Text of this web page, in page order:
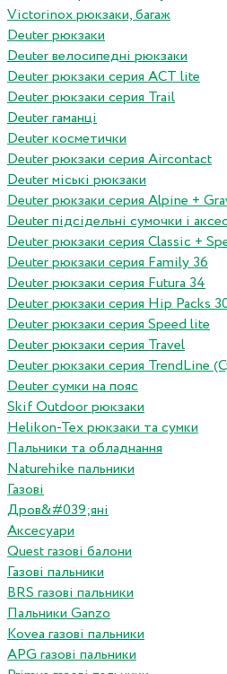
Victorinox рюкзаки, багаж
Deuter рюкзаки
Deuter велосипедні рюкзаки
Deuter рюкзаки серия ACT lite
Deuter рюкзаки серия Trail
Deuter гаманці
Deuter косметички
Deuter рюкзаки серия Aircontact
Deuter міські рюкзаки
Deuter рюкзаки серия Alpine +
Deuter підсідельні сумочки і
Deuter рюкзаки серия Classic +
Deuter рюкзаки серия Family 36
Deuter рюкзаки серия Futura 34
Deuter рюкзаки серия Hip Packs
Deuter рюкзаки серия Speed lite
Deuter рюкзаки серия Travel
Deuter рюкзаки серия TrendLine
Deuter сумки на пояс
Skif Outdoor рюкзаки
Helikon-Tex рюкзаки та сумки
Пальники та обладнання
Naturehike пальники
Газові
Дров&#039;яні
Аксесуари
Quest газові балони
Газові пальники
BRS газові пальники
Пальники Ganzo
Kovea газові пальники
APG газові пальники